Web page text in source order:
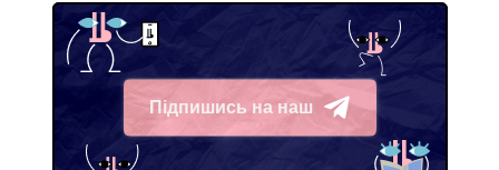
Підпишись на наш
Telegram